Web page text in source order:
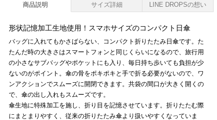
商品説明 サイズ詳細 LINE DROPSの想い
形状記憶加工生地使用！スマホサイズのコンパクト日傘
バッグに入れてもかさばらない、コンパクト折りたたみ日傘です。た
たんだ時の大きさはスマートフォンと同じくらいになるので、旅行用
の小さなサブバッグやポケットにも入り、毎日持ち歩いても負担が少
ないのがポイント。傘の骨をポキポキと手で折る必要がないので、ワ
ンアクションでスムーズに開閉できます。共袋の間口が大きく開くの
で、傘の出し入れもスムーズです。
傘生地に特殊加工を施し、折り目を記憶させています。折りたたむ際
にまとまりやすく、従来の折りたたみ傘より扱いやすくなっていま